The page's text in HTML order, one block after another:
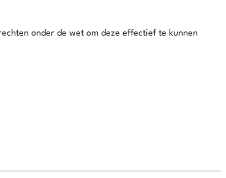
onder de wet om deze effectief te kunnen